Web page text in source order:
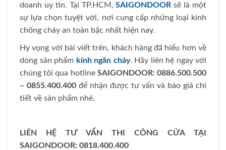
doanh uy tín. Tại TP.HCM,SAIGONDOOR sẽ là một
sự lựa chọn tuyệt vời, nơi cung cấp những loại kính
chống cháy an toàn bậc nhất hiện nay.
Hy vọng với bài viết trên, khách hàng đã hiểu hơn về
dòng sản phẩm kính ngăn cháy. Hãy liên hệ ngay với
chúng tôi qua hotline SAIGONDOOR: 0886.500.500
– 0855.400.400 để nhận được tư vấn và báo giá chi
tiết về sản phẩm nhé.
LIÊN HỆ TƯ VẤN THI CÔNG CỬA TẠI
SAIGONDOOR: 0818.400.400